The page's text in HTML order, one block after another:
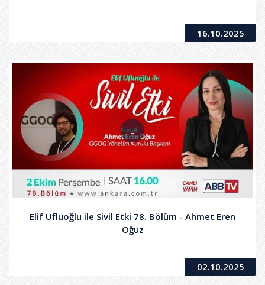
16.10.2025
Elif Ufluoğlu ile Sivil Etki 78. Bölüm - Ahmet Eren
Oğuz
02.10.2025